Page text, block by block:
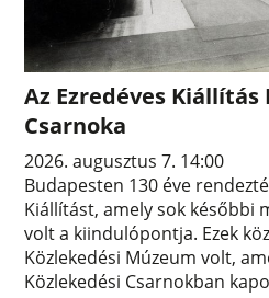
Az Ezredéves Kiállítás
Csarnoka
2026. augusztus 7. 14:00
Budapesten 130 éve
Kiállítást, amely sok későbbi
volt a kiindulópontja. Ezek
Közlekedési Múzeum volt,
Közlekedési Csarnokban